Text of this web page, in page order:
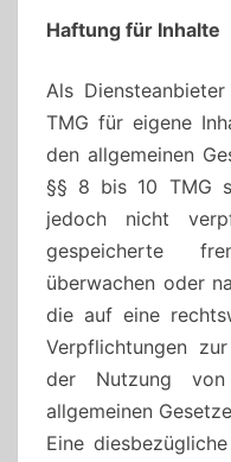
Haftung für Inhalte
Als
TMG für eigene
den allgemeinen
§§ 8 bis 10 TMG
jedoch nicht
gespeicherte
überwachen oder
die auf eine
Verpflichtungen
der Nutzung
allgemeinen
Eine